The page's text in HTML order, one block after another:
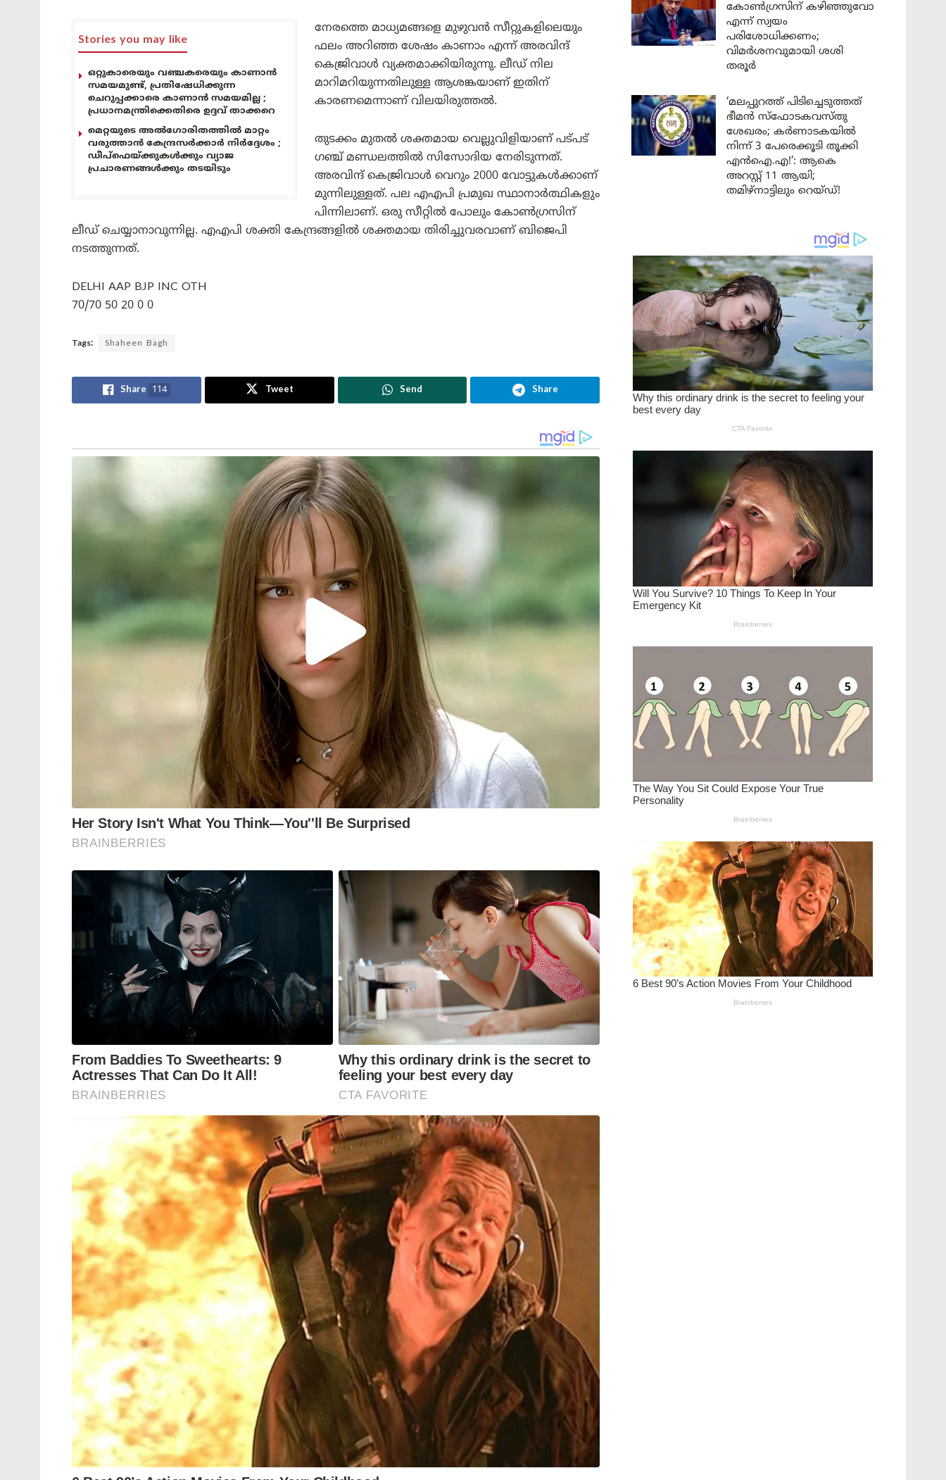
Stories you may like
ഒറ്റുകാരെയും വഞ്ചകരെയും കാണാൻ
സമയമുണ്ട്, പ്രതിഷേധിക്കുന്ന
ചെറുപ്പക്കാരെ കാണാൻ സമയമില്ല ;
പ്രധാനമന്ത്രിക്കെതിരെ ഉദ്ദവ് താക്കറെ
മെറ്റയുടെ അൽഗോരിതത്തിൽ മാറ്റം
വരുത്താൻ കേന്ദ്രസർക്കാർ നിർദ്ദേശം ;
ഡീപ്‌ഫെയ്ക്കുകൾക്കും വ്യാജ
പ്രചാരണങ്ങൾക്കും തടയിടും
നേരത്തെ മാധ്യമങ്ങളെ മുഴുവന്‍ സീറ്റുകളിലെയും
ഫലം അറിഞ്ഞ ശേഷം കാണാം എന്ന് അരവിന്ദ്
കെജ്രിവാള്‍ വ്യക്തമാക്കിയിരുന്നു. ലീഡ് നില
മാറിമറിയുന്നതിലുള്ള ആശങ്കയാണ് ഇതിന്
കാരണമെന്നാണ് വിലയിരുത്തല്‍.
തുടക്കം മുതല്‍ ശക്തമായ വെല്ലുവിളിയാണ് പട്പട്
ഗഞ്ച് മണ്ഡലത്തില്‍ സിസോദിയ നേരിടുന്നത്.
അരവിന്ദ് കെജ്രിവാള്‍ വെറും 2000 വോട്ടുകള്‍ക്കാണ്
മുന്നിലുള്ളത്. പല എഎപി പ്രമുഖ സ്ഥാനാര്‍ത്ഥികളും
പിന്നിലാണ്. ഒരു സീറ്റില്‍ പോലും കോണ്‍ഗ്രസിന്
ലീഡ് ചെയ്യാനാവുന്നില്ല. എഎപി ശക്തി കേന്ദ്രങ്ങളില്‍ ശക്തമായ തിരിച്ചുവരവാണ് ബിജെപി
നടത്തുന്നത്.
DELHI AAP BJP INC OTH
70/70 50 20 0 0
Tags: Shaheen Bagh
Share 114 Tweet Send Share
കോൺഗ്രസിന് കഴിഞ്ഞുവോ
എന്ന് സ്വയം
പരിശോധിക്കണം;
വിമർശനവുമായി ശശി
തരൂർ
‘മലപ്പുറത്ത് പിടിച്ചെടുത്തത്
ഭീമൻ സ്ഫോടകവസ്തു
ശേഖരം; കർണാടകയിൽ
നിന്ന് 3 പേരെക്കൂടി തൂക്കി
എൻഐ.എ!’: ആകെ
അറസ്റ്റ് 11 ആയി;
തമിഴ്‌നാട്ടിലും റെയ്ഡ്!